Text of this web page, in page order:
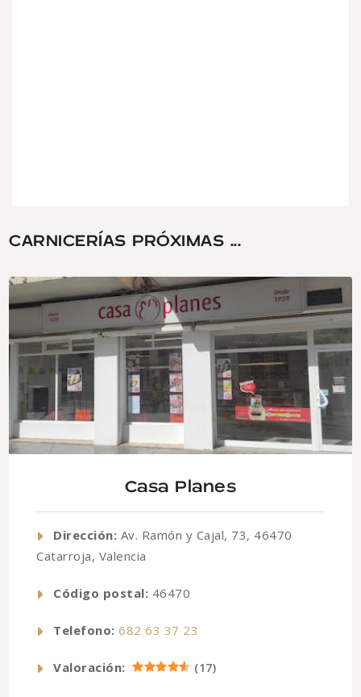
CARNICERÍAS PRÓXIMAS ...
Casa Planes
Dirección: Av. Ramón y Cajal, 73, 46470
Catarroja, Valencia
Código postal: 46470
Telefono: 682 63 37 23
Valoración: (17)